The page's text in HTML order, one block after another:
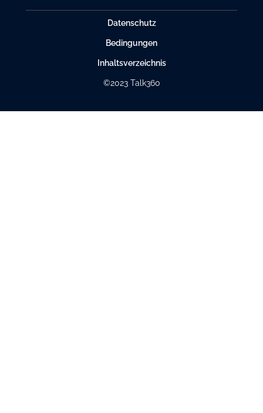
Datenschutz
Bedingungen
Inhaltsverzeichnis
©2023 Talk360